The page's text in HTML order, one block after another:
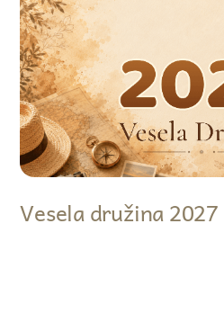
Vesela družina 2027